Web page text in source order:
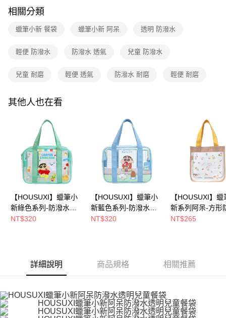
帳／街口支付／iPASS MONEY」等通路繳費。
【注意事項】
用戶於交易時，得透過本服務購買商品或服務，並由商店將買賣／分期付款
資料（包含姓名、電話或地址）提供予台灣大哥大進項蒐集、處理及利用，
結帳頁面，進行簡訊認證並確認金額後，即可完成結帳。
２．訂單成立數日內，您將收到繳費通知簡訊。
３．收到繳費通知簡訊後14天內，點擊此簡訊中的連結，可透過四大超商／
ATM／網路銀行／等多元方式進行付款，方視為交易完成。
購買商品的店家。未經商家同意取消之訂單仍視為有效，需透過AFTEE先享
※ 交易是否成功請以「AFTEE先享後付 」之結帳頁面顯示為準，若有關於
是否繳費成功／繳費後需取消欲退款等相關疑問，請聯繫「AFTEE先享後付
【注意事項】
易，需依本服務之必要範圍內提供個人資料，並將交易相關給付款項請求債
權轉讓予恩沛科技股份有限公司。
２．關於個人資料處理事宜，請瀏覽以下網址：
https://aftee.tw/terms/#terms3
３．未成年的使用者請事先徵得法定代理人或監護人之同意方可使用
「AFTEE先享後付」，若未經同意申辦者引起之損失，本公司不負相關責
任。
時審查核予不同之上限額度；若仍有額度不足之情形，本公司將視審查結果
請求用戶進行身份認證。
５．嚴禁一人註冊多個帳號或使用他人資訊註冊。若發現惡意使用之情形，
付款後全家取貨
每筆NT$80，滿NT$699(含以上)免運費
付款後7-11取貨
宅配
每筆NT$100，滿NT$699(含以上)免運費
相關分類
蠟筆小新 餐袋 蠟筆小新 阿呆 透明 防潑水
輕便 防潑水 防潑水 透氣 兒童 防潑水
兒童 耐磨 輕便 透氣 防潑水 耐磨 輕便 耐磨
其他人也在看
【HOUSUXI】蠟筆小
新綠色系列-防潑水透
明兒童餐袋(A3)【5周
NT$320
【HOUSUXI】蠟筆小
新藍色系列-防潑水透
明兒童餐袋(A3)【5周
NT$320
【HOUSUXI】蠟
新系列阿呆-方形
水透明手提袋【5
NT$265
詳細說明 商品規格 相關推薦